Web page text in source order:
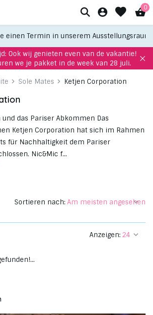
0
einen Termin in unserem Ausstellungsraum
Ook wij genieten even van de vakantie!
we je pakket in de week van 28 juli.
Sole Mates Ketjen Corporation
das Pariser Abkommen Das
Ketjen Corporation hat sich im Rahmen
für Nachhaltigkeit dem Pariser
Nic&Mic f...
Anzeigen:
Sortieren nach: